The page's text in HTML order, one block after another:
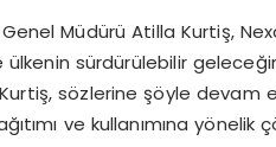
Müdürü Atilla Kurtiş,
ülkenin sürdürülebilir
sözlerine şöyle devam
ve kullanımına